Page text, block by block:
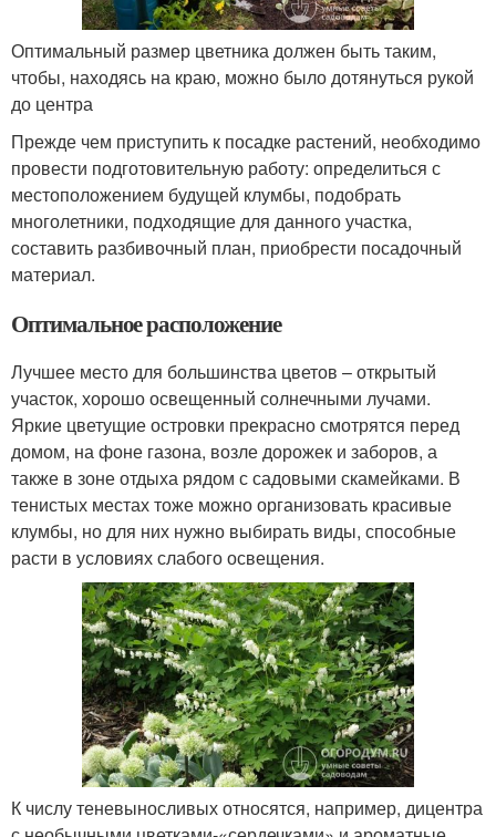
Оптимальный размер цветника должен быть таким,
чтобы, находясь на краю, можно было дотянуться рукой
до центра
Прежде чем приступить к посадке растений, необходимо
провести подготовительную работу: определиться с
местоположением будущей клумбы, подобрать
многолетники, подходящие для данного участка,
составить разбивочный план, приобрести посадочный
материал.
Оптимальное расположение
Лучшее место для большинства цветов – открытый
участок, хорошо освещенный солнечными лучами.
Яркие цветущие островки прекрасно смотрятся перед
домом, на фоне газона, возле дорожек и заборов, а
также в зоне отдыха рядом с садовыми скамейками. В
тенистых местах тоже можно организовать красивые
клумбы, но для них нужно выбирать виды, способные
расти в условиях слабого освещения.
К числу теневыносливых относятся, например, дицентра